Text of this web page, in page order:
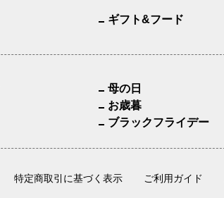
ギフト&フード
母の日
お歳暮
ブラックフライデー
特定商取引に基づく表示 ご利用ガイド